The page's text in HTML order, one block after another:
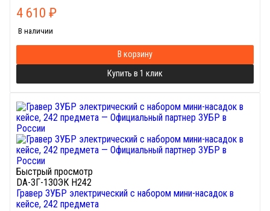
4 610 ₽
В наличии
В корзину
Купить в 1 клик
Быстрый просмотр
DA-ЗГ-130ЭК H242
Гравер ЗУБР электрический с набором мини-насадок в
кейсе, 242 предмета